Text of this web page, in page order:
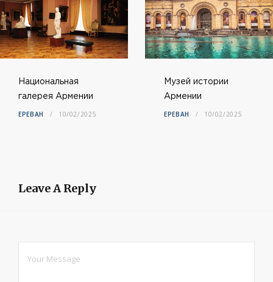
Национальная
галерея Армении
ЕРЕВАН 10/02/2025
Музей истории
Армении
ЕРЕВАН 10/02/2025
Leave A Reply